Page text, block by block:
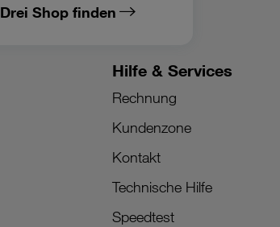
Drei Shop finden
Hilfe & Services
Rechnung
Kundenzone
Kontakt
Technische Hilfe
Speedtest